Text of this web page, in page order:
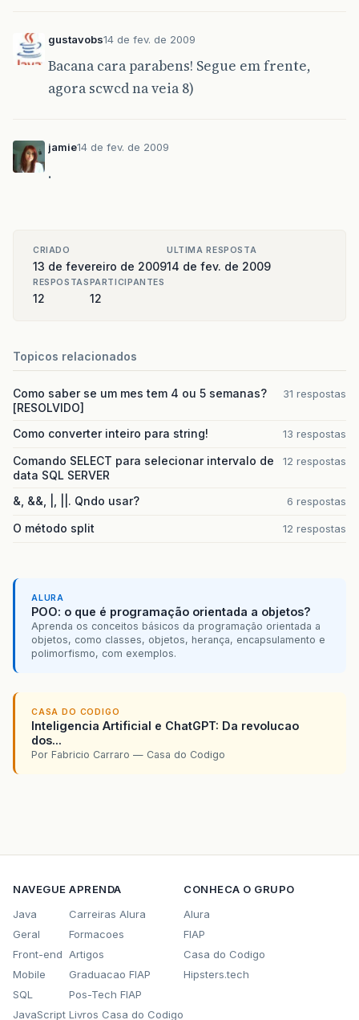
gustavobs14 de fev. de 2009
Bacana cara parabens! Segue em frente,
agora scwcd na veia 8)
jamie14 de fev. de 2009
.
CRIADO
13 de fevereiro de 2009
ULTIMA RESPOSTA
14 de fev. de 2009
RESPOSTAS
12
PARTICIPANTES
12
Topicos relacionados
Como saber se um mes tem 4 ou 5 semanas?
[RESOLVIDO]
31 respostas
Como converter inteiro para string! 13 respostas
Comando SELECT para selecionar intervalo de
data SQL SERVER
12 respostas
&, &&, |, ||. Qndo usar? 6 respostas
O método split 12 respostas
ALURA
POO: o que é programação orientada a objetos?
Aprenda os conceitos básicos da programação orientada a
objetos, como classes, objetos, herança, encapsulamento e
polimorfismo, com exemplos.
CASA DO CODIGO
Inteligencia Artificial e ChatGPT: Da revolucao
dos...
Por Fabricio Carraro — Casa do Codigo
NAVEGUE
Java
Geral
Front-end
Mobile
SQL
JavaScript
APRENDA
Carreiras Alura
Formacoes
Artigos
Graduacao FIAP
Pos-Tech FIAP
Livros Casa do Codigo
CONHECA O GRUPO
Alura
FIAP
Casa do Codigo
Hipsters.tech